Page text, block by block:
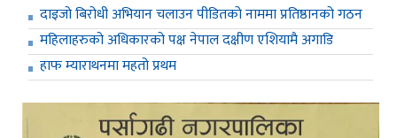
दाइजो बिरोधी अभियान चलाउन पीडितको नाममा प्रतिष्ठानको गठन
महिलाहरुको अधिकारको पक्ष नेपाल दक्षीण एशियामै अगाडि
हाफ म्याराथनमा महतो प्रथम